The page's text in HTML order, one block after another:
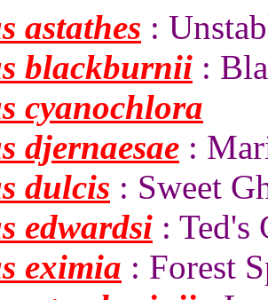
astathes :
blackburnii :
cyanochlora
djernaesae :
dulcis : Sweet
edwardsi : Ted's
eximia : Forest